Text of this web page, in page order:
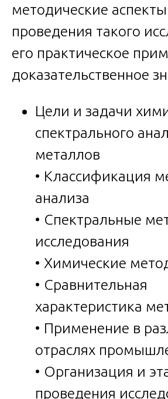
методические аспекты
проведения такого
его практическое
доказательственное
Цели и задачи
спектрального
металлов
• Классификация
анализа
• Спектральные
исследования
• Химические
• Сравнительная
характеристика
• Применение в
отраслях
• Организация и
проведения